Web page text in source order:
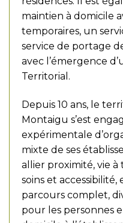
maintien à domicile
temporaires, un
service de portage
avec l’émergence
Territorial.
Depuis 10 ans, le
Montaigu s’est
expérimentale
mixte de ses
allier proximité, vie
soins et
parcours complet,
pour les personnes